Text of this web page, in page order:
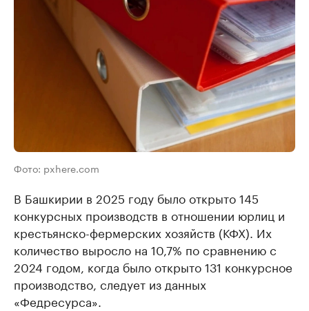
Фото: pxhere.com
В Башкирии в 2025 году было открыто 145
конкурсных производств в отношении юрлиц и
крестьянско-фермерских хозяйств (КФХ). Их
количество выросло на 10,7% по сравнению с
2024 годом, когда было открыто 131 конкурсное
производство, следует из данных
«Федресурса».